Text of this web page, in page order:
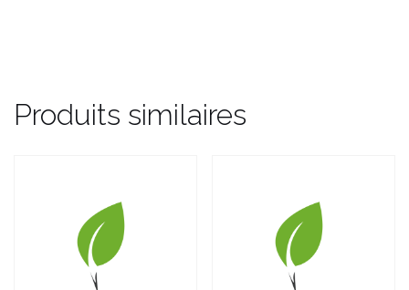
Produits similaires